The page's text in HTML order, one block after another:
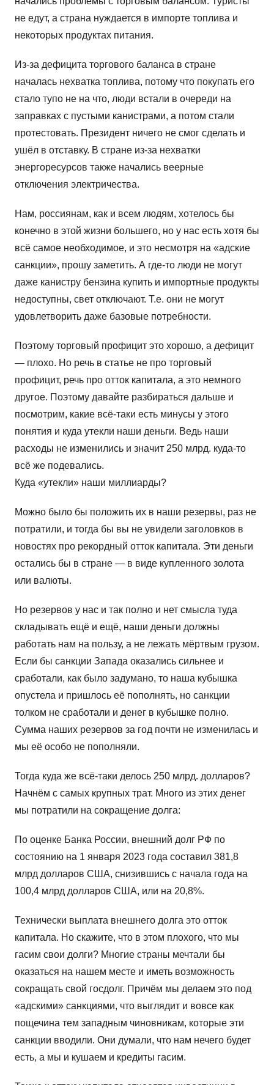
не едут, а страна нуждается в импорте топлива и
некоторых продуктах питания.
Из-за дефицита торгового баланса в стране
началась нехватка топлива, потому что покупать его
стало тупо не на что, люди встали в очереди на
заправках с пустыми канистрами, а потом стали
протестовать. Президент ничего не смог сделать и
ушёл в отставку. В стране из-за нехватки
энергоресурсов также начались веерные
отключения электричества.
Нам, россиянам, как и всем людям, хотелось бы
конечно в этой жизни большего, но у нас есть хотя бы
всё самое необходимое, и это несмотря на «адские
санкции», прошу заметить. А где-то люди не могут
даже канистру бензина купить и импортные продукты
недоступны, свет отключают. Т.е. они не могут
удовлетворить даже базовые потребности.
Поэтому торговый профицит это хорошо, а дефицит
— плохо. Но речь в статье не про торговый
профицит, речь про отток капитала, а это немного
другое. Поэтому давайте разбираться дальше и
посмотрим, какие всё-таки есть минусы у этого
понятия и куда утекли наши деньги. Ведь наши
расходы не изменились и значит 250 млрд. куда-то
всё же подевались.
Куда «утекли» наши миллиарды?
Можно было бы положить их в наши резервы, раз не
потратили, и тогда бы вы не увидели заголовков в
новостях про рекордный отток капитала. Эти деньги
остались бы в стране — в виде купленного золота
или валюты.
Но резервов у нас и так полно и нет смысла туда
складывать ещё и ещё, наши деньги должны
работать нам на пользу, а не лежать мёртвым грузом.
Если бы санкции Запада оказались сильнее и
сработали, как было задумано, то наша кубышка
опустела и пришлось её пополнять, но санкции
толком не сработали и денег в кубышке полно.
Сумма наших резервов за год почти не изменилась и
мы её особо не пополняли.
Тогда куда же всё-таки делось 250 млрд. долларов?
Начнём с самых крупных трат. Много из этих денег
мы потратили на сокращение долга:
По оценке Банка России, внешний долг РФ по
состоянию на 1 января 2023 года составил 381,8
млрд долларов США, снизившись с начала года на
100,4 млрд долларов США, или на 20,8%.
Технически выплата внешнего долга это отток
капитала. Но скажите, что в этом плохого, что мы
гасим свои долги? Многие страны мечтали бы
оказаться на нашем месте и иметь возможность
сокращать свой госдолг. Причём мы делаем это под
«адскими» санкциями, что выглядит и вовсе как
пощечина тем западным чиновникам, которые эти
санкции вводили. Они думали, что нам нечего будет
есть, а мы и кушаем и кредиты гасим.